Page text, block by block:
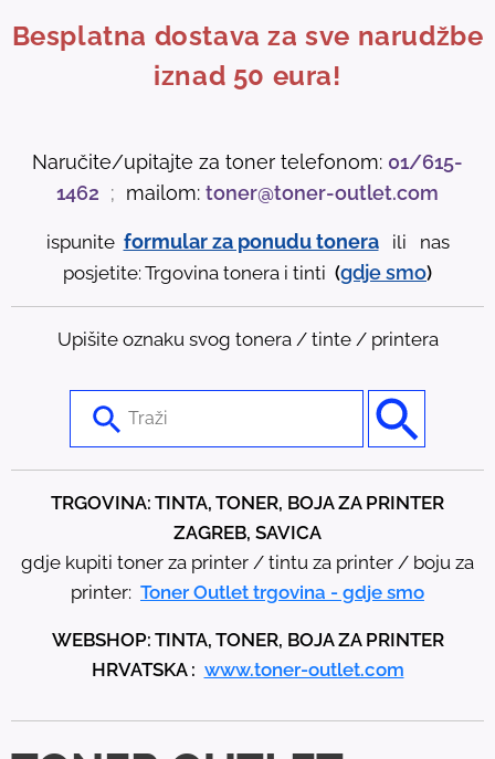
Besplatna dostava za sve narudžbe
iznad 50 eura!
Naručite/upitajte za toner telefonom: 01/615-
1462 ; mailom: toner@toner-outlet.com
ispunite formular za ponudu tonera
ili nas
posjetite: Trgovina tonera i tinti (gdjesmo)
Upišite oznaku svog tonera / tinte / printera
t
a
TRGOVINA: TINTA, TONER, BOJA ZA PRINTER
ZAGREB, SAVICA
gdje kupiti toner za printer / tintu za printer / boju za
printer: Toner Outlet trgovina - gdje smo
WEBSHOP: TINTA, TONER, BOJA ZA PRINTER
HRVATSKA : www.toner-outlet.com